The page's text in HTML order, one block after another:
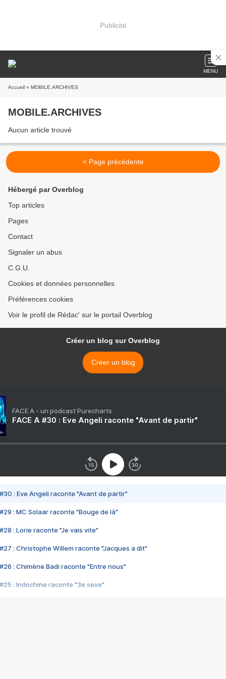
Publicité
MENU
Accueil » MOBILE.ARCHIVES
MOBILE.ARCHIVES
Aucun article trouvé
< Page précédente
Hébergé par Overblog
Top articles
Pages
Contact
Signaler un abus
C.G.U.
Cookies et données personnelles
Préférences cookies
Voir le profil de Rédac' sur le portail Overblog
Créer un blog sur Overblog
Créer un blog
FACE A - un podcast Purecharts
FACE A #30 : Eve Angeli raconte "Avant de partir"
#30 : Eve Angeli raconte "Avant de partir"
#29 : MC Solaar raconte "Bouge de là"
#28 : Lorie raconte "Je vais vite"
#27 : Christophe Willem raconte "Jacques a dit"
#26 : Chimène Badi raconte "Entre nous"
#25 : Indochine raconte "3e sexe"